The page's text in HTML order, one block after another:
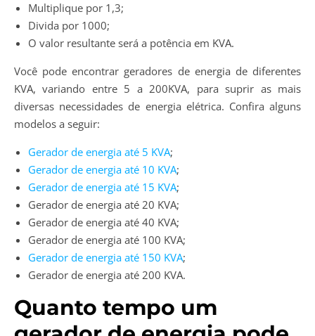
Multiplique por 1,3;
Divida por 1000;
O valor resultante será a potência em KVA.
Você pode encontrar geradores de energia de diferentes
KVA, variando entre 5 a 200KVA, para suprir as mais
diversas necessidades de energia elétrica. Confira alguns
modelos a seguir:
Gerador de energia até 5 KVA;
Gerador de energia até 10 KVA;
Gerador de energia até 15 KVA;
Gerador de energia até 20 KVA;
Gerador de energia até 40 KVA;
Gerador de energia até 100 KVA;
Gerador de energia até 150 KVA;
Gerador de energia até 200 KVA.
Quanto tempo um